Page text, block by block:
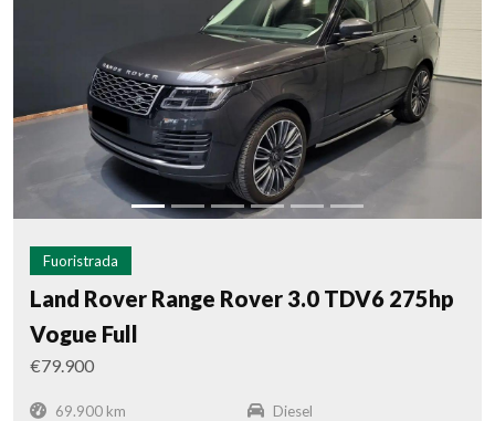
Fuoristrada
Land Rover Range Rover 3.0 TDV6 275hp
Vogue Full
€79.900
69.900 km
Diesel